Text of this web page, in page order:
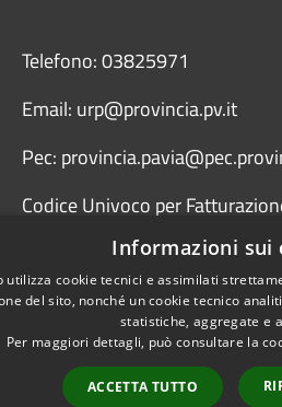
Telefono: 03825971
Email: urp@provincia.pv.it
Pec:
Codice Univoco per
(Fattura PA) UFYCZU
Credits
Informazioni sui
utilizza cookie tecnici e assimilati
del sito, nonché un cookie tecnico
statistiche, aggregate e
Per maggiori dettagli, può consultare la
ACCETTA TUTTO